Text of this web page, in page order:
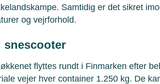
Samtidig er det sikret
og vejrforhold.
snescooter
flyttes rundt i Finmarken efter
vejer hver container 1.250 kg. De